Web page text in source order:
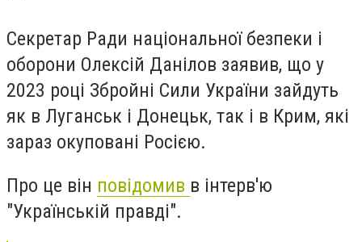
Секретар Ради національної безпеки і
оборони Олексій Данілов заявив, що у
2023 році Збройні Сили України зайдуть
як в Луганськ і Донецьк, так і в Крим, які
зараз окуповані Росією.
Про це він повідомив в інтерв'ю
"Українській правді".